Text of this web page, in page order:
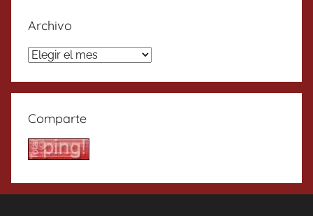
Archivo
Archivo
Comparte